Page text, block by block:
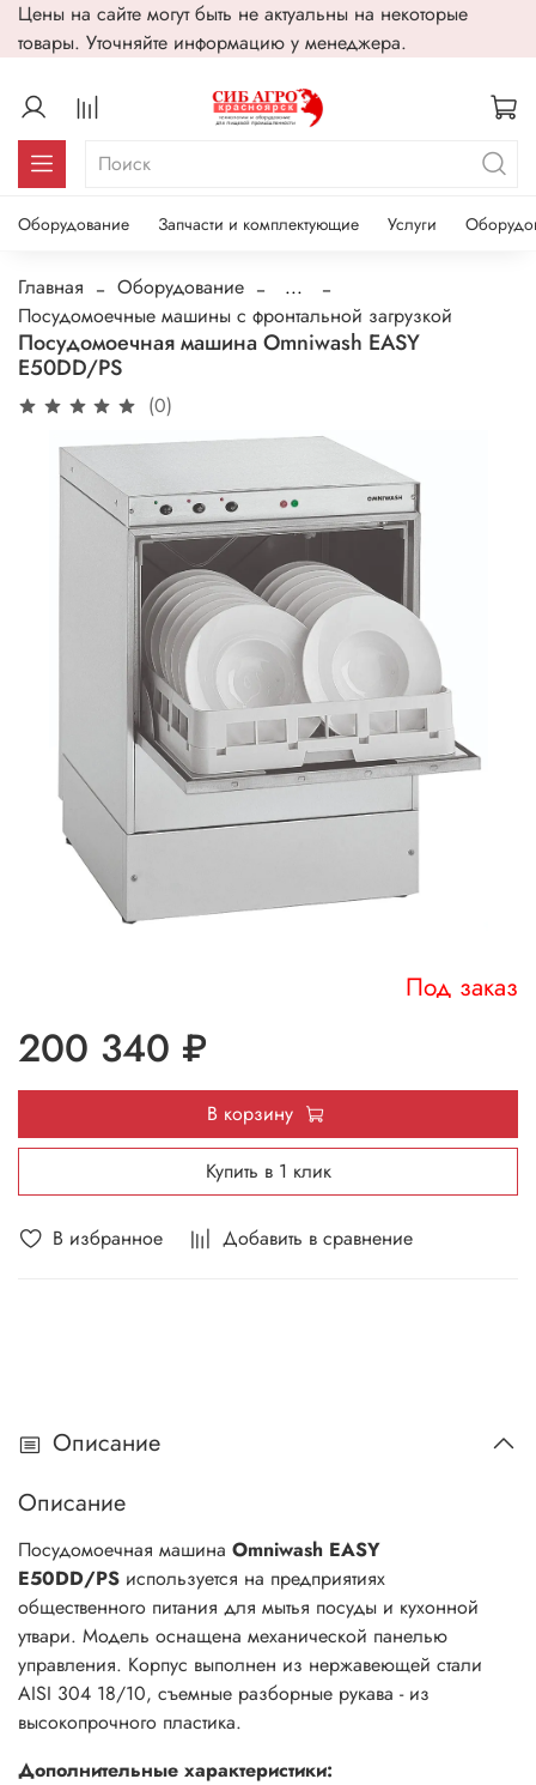
Цены на сайте могут быть не актуальны на некоторые
товары. Уточняйте информацию у менеджера.
Оборудование Запчасти и комплектующие Услуги
Главная Оборудование
...
Посудомоечные машины с фронтальной загрузкой
Посудомоечная машина Omniwash EASY
E50DD/PS
(0)
В избранное Добавить в сравнение
Под заказ
200 340 ₽
В корзину
Купить в 1 клик
Описание
Описание
Посудомоечная машина Omniwash EASY
E50DD/PS используется на предприятиях
общественного питания для мытья посуды и кухонной
утвари. Модель оснащена механической панелью
управления. Корпус выполнен из нержавеющей стали
AISI 304 18/10, съемные разборные рукава - из
высокопрочного пластика.
Дополнительные характеристики: